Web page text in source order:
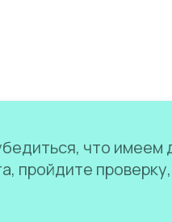
что имеем
пройдите